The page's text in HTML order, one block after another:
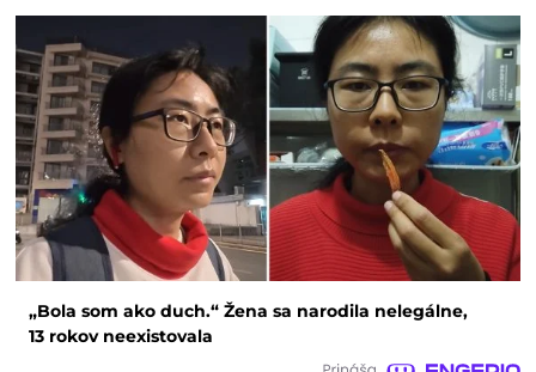
„Bola som ako duch.“ Žena sa narodila nelegálne,
13 rokov neexistovala